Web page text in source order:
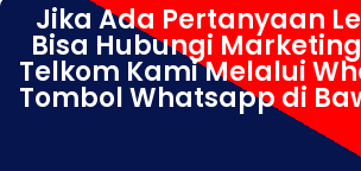
Jika Ada Pertanyaan
Bisa Hubungi
Telkom Kami Melalui
Tombol Whatsapp di